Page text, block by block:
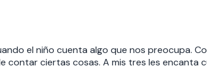
el niño cuenta algo que nos preocupa.
ciertas cosas. A mis tres les encanta